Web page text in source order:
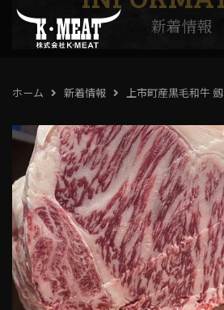
新着情報
ホーム 新着情報 上市町産黒毛和牛